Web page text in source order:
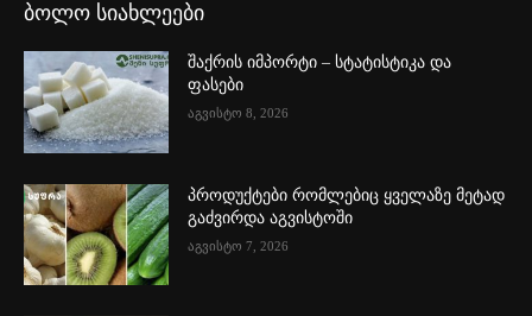
ბოლო სიახლეები
შაქრის იმპორტი – სტატისტიკა და
ფასები
აგვისტო 8, 2026
პროდუქტები რომლებიც ყველაზე მეტად
გაძვირდა აგვისტოში
აგვისტო 7, 2026